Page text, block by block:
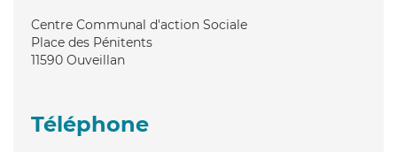
Centre Communal d'action Sociale
Place des Pénitents
11590 Ouveillan
Téléphone